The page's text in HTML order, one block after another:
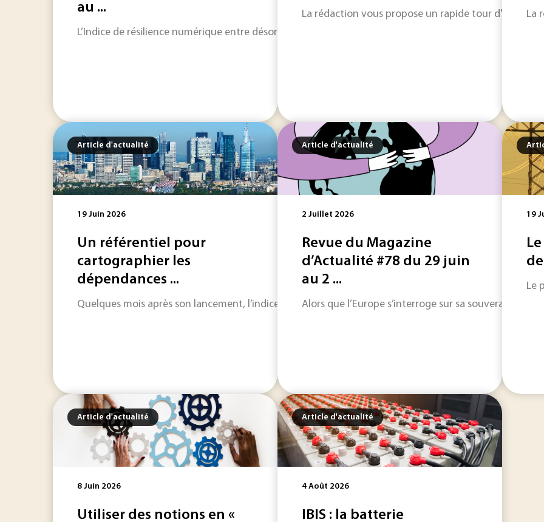
au ...
L’Indice de résilience numérique entre désormais dans sa phase la plus délicate, celle de l’usage réel.
La rédaction vous propose un rapide tour La
Article d'actualité
19 Juin 2026
Un référentiel pour
cartographier les
dépendances ...
Quelques mois après son lancement, l’indice de résilience numérique commence à installer un
Article d'actualité
2 Juillet 2026
Revue du Magazine
d’Actualité #78 du 29 juin
au 2 ...
Alors que l’Europe s’interroge sur sa souveraineté
19
Le
Article d'actualité
8 Juin 2026
Utiliser des notions en «
Article d'actualité
4 Août 2026
IBIS : la batterie